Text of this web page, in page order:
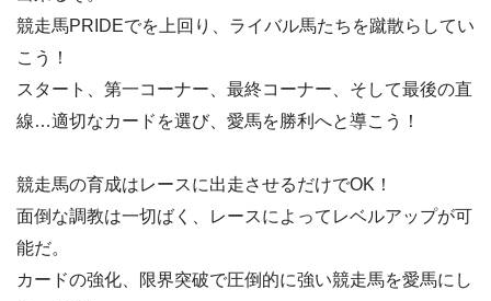
競走馬PRIDEでを上回り、ライバル馬たちを蹴散らしてい
こう！
スタート、第一コーナー、最終コーナー、そして最後の直
線…適切なカードを選び、愛馬を勝利へと導こう！
競走馬の育成はレースに出走させるだけでOK！
面倒な調教は一切ばく、レースによってレベルアップが可
能だ。
カードの強化、限界突破で圧倒的に強い競走馬を愛馬にし